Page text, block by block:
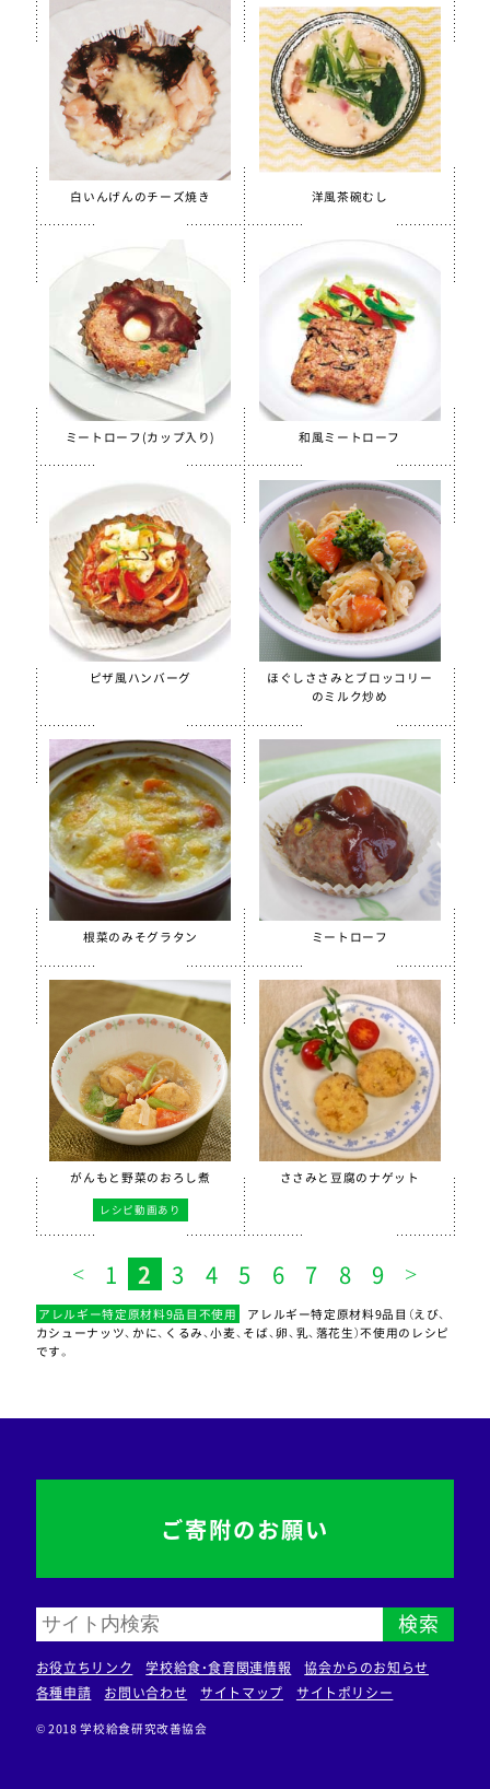
スクール糸かまぼこ
スクールちくわ
【只今休売中】スクールかにボール
全学栄 枝豆とじゃこの元気ボール
全学栄 野菜ミックスボール
全学栄 ニューミートップ
白いんげんのチーズ焼き 洋風茶碗むし
ミートローフ(カップ入り) 和風ミートローフ
ピザ風ハンバーグ
ほぐしささみとブロッコリー
のミルク炒め
根菜のみそグラタン ミートローフ
がんもと野菜のおろし煮
レシピ動画あり
ささみと豆腐のナゲット
1 2 3 4 5 6 7 8 9
アレルギー特定原材料9品目不使用
アレルギー特定原材料9品目（えび、
カシューナッツ、かに、くるみ、小麦、そば、卵、乳、落花生）不使用のレシピ
です。
検索
お役立ちリンク 学校給食・食育関連情報
協会からのお知らせ
各種申請
お問い合わせ サイトマップ サイトポリシー
© 2018 学校給食研究改善協会
ご寄附のお願い